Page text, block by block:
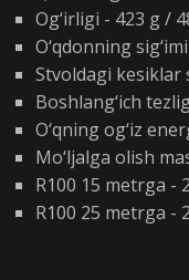
Og‘irligi - 423 g /
O‘qdonning
Stvoldagi kesiklar
Boshlang‘ich
O‘qning og‘iz
Mo‘ljalga olish
R100 15 metrga -
R100 25 metrga -